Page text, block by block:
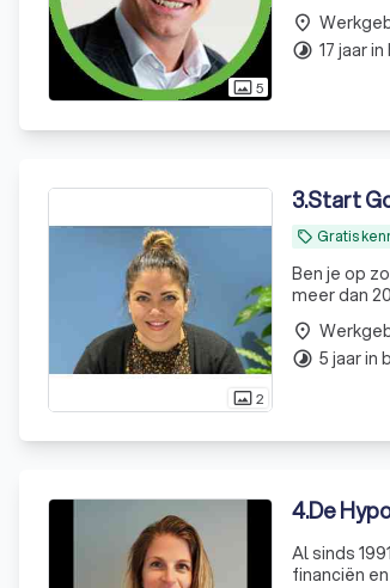
photo_size_select_actual5
place
timelapse 17 jaar
photo_size_select_actual2
3.Start
local_offer Gratis
Ben je op
meer dan
place
timelapse 5 jaar in
4.De
Al sinds
financiën